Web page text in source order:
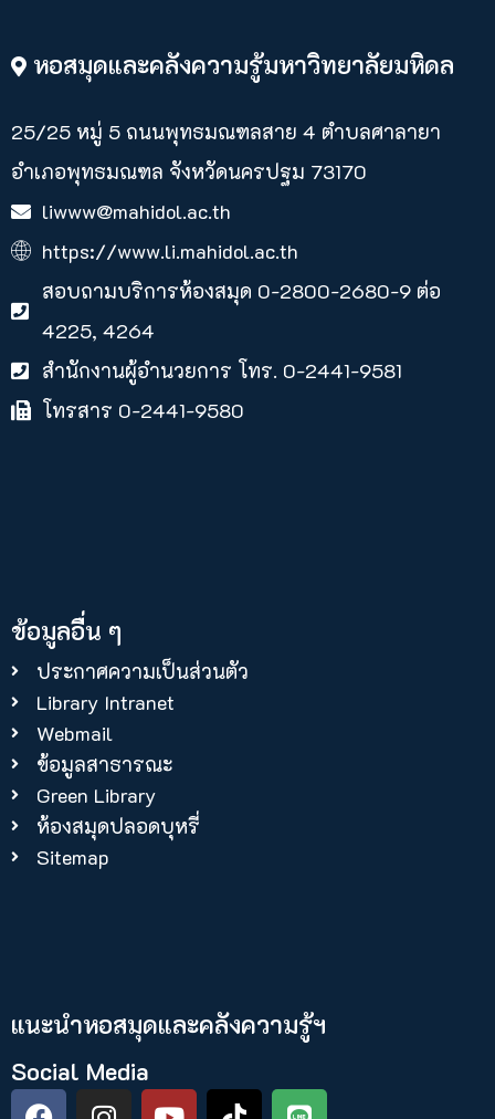
หอสมุดและคลังความรู้มหาวิทยาลัยมหิดล
25/25 หมู่ 5 ถนนพุทธมณฑลสาย 4 ตำบลศาลายา​
อำเภอพุทธมณฑล จังหวัดนครปฐม 73170
liwww@mahidol.ac.th
https://www.li.mahidol.ac.th
สอบถามบริการห้องสมุด 0-2800-2680-9 ต่อ
4225, 4264
สำนักงานผู้อำนวยการ โทร. 0-2441-9581
โทรสาร 0-2441-9580
ข้อมูลอื่น ๆ
ประกาศความเป็นส่วนตัว
Library Intranet
Webmail
ข้อมูลสาธารณะ
Green Library
ห้องสมุดปลอดบุหรี่
Sitemap
แนะนำหอสมุดและคลังความรู้ฯ​
Social Media